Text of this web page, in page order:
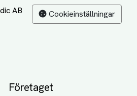
AB Cookieinställningar
Företaget